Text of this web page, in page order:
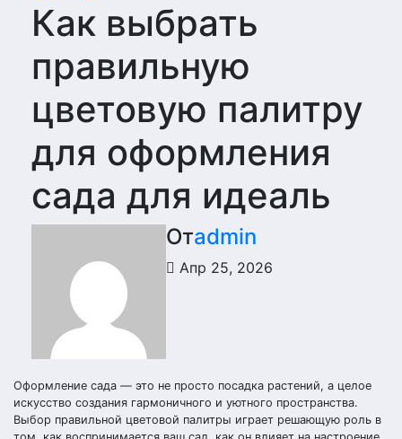
Как выбрать
правильную
цветовую палитру
для оформления
сада для идеаль
Отadmin
Апр 25, 2026
Оформление сада — это не просто посадка растений, а целое
искусство создания гармоничного и уютного пространства.
Выбор правильной цветовой палитры играет решающую роль в